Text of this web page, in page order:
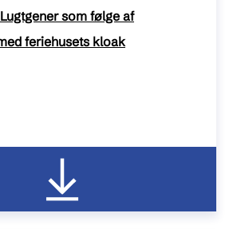
som følge af
feriehusets kloak